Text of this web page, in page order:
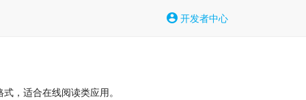
开发者中心
，适合在线阅读类应用。